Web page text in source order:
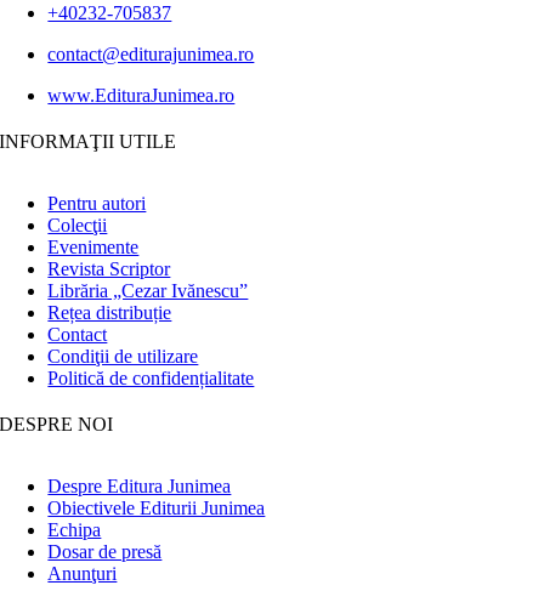
+40232-705837
contact@editurajunimea.ro
www.EdituraJunimea.ro
INFORMAŢII UTILE
Pentru autori
Colecţii
Evenimente
Revista Scriptor
Librăria „Cezar Ivănescu”
Rețea distribuție
Contact
Condiţii de utilizare
Politică de confidențialitate
DESPRE NOI
Despre Editura Junimea
Obiectivele Editurii Junimea
Echipa
Dosar de presă
Anunţuri